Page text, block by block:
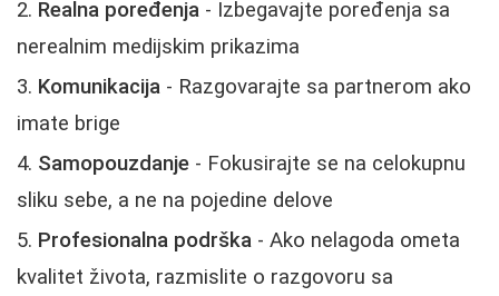
Realna poređenja - Izbegavajte poređenja sa
nerealnim medijskim prikazima
Komunikacija - Razgovarajte sa partnerom ako
imate brige
Samopouzdanje - Fokusirajte se na celokupnu
sliku sebe, a ne na pojedine delove
Profesionalna podrška - Ako nelagoda ometa
kvalitet života, razmislite o razgovoru sa